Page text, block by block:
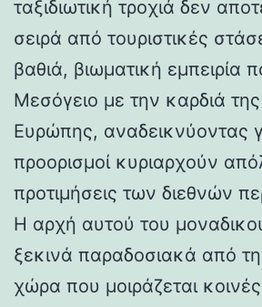
ταξιδιωτική τροχιά δεν
σειρά από τουριστικές
βαθιά, βιωματική εμπειρία
Μεσόγειο με την καρδιά
Ευρώπης, αναδεικνύοντας
προορισμοί κυριαρχούν
προτιμήσεις των διεθνών
Η αρχή αυτού του
ξεκινά παραδοσιακά από
χώρα που μοιράζεται κοινές